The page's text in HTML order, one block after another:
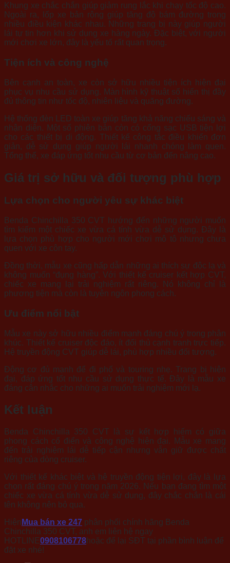
Khung xe chắc chắn giúp giảm rung lắc khi chạy tốc độ cao.
Ngoài ra, lốp xe bản rộng giúp tăng độ bám đường trong
nhiều điều kiện khác nhau. Những trang bị này giúp người
lái tự tin hơn khi sử dụng xe hàng ngày. Đặc biệt, với người
mới chơi xe lớn, đây là yếu tố rất quan trọng.
Tiện ích và công nghệ
Bên cạnh an toàn, xe còn sở hữu nhiều tiện ích hiện đại
phục vụ nhu cầu sử dụng. Màn hình kỹ thuật số hiển thị đầy
đủ thông tin như tốc độ, nhiên liệu và quãng đường.
Hệ thống đèn LED toàn xe giúp tăng khả năng chiếu sáng và
nhận diện. Một số phiên bản còn có cổng sạc USB tiện lợi
cho các thiết bị di động. Thiết kế công tắc điều khiển đơn
giản, dễ sử dụng giúp người lái nhanh chóng làm quen.
Tổng thể, xe đáp ứng tốt nhu cầu từ cơ bản đến nâng cao.
Giá trị sở hữu và đối tượng phù hợp
Lựa chọn cho người yêu sự khác biệt
Benda Chinchilla 350 CVT hướng đến những người muốn
tìm kiếm một chiếc xe vừa cá tính vừa dễ sử dụng. Đây là
lựa chọn phù hợp cho người mới chơi mô tô nhưng chưa
quen với xe côn tay.
Đồng thời, mẫu xe cũng hấp dẫn những ai thích sự độc lạ và
không muốn “đụng hàng”. Với thiết kế cruiser kết hợp CVT,
chiếc xe mang lại trải nghiệm rất riêng. Nó không chỉ là
phương tiện mà còn là tuyên ngôn phong cách.
Ưu điểm nổi bật
Mẫu xe này sở hữu nhiều điểm mạnh đáng chú ý trong phân
khúc. Thiết kế cruiser độc đáo, ít đối thủ cạnh tranh trực tiếp.
Hệ truyền động CVT giúp dễ lái, phù hợp nhiều đối tượng.
Động cơ đủ mạnh để đi phố và touring nhẹ. Trang bị hiện
đại, đáp ứng tốt nhu cầu sử dụng thực tế. Đây là mẫu xe
đáng cân nhắc cho những ai muốn trải nghiệm mới lạ.
Kết luận
Benda Chinchilla 350 CVT là sự kết hợp hiếm có giữa
phong cách cổ điển và công nghệ hiện đại. Mẫu xe mang
đến trải nghiệm lái dễ tiếp cận nhưng vẫn giữ được chất
riêng của dòng cruiser.
Với thiết kế khác biệt và hệ truyền động tiện lợi, đây là lựa
chọn rất đáng chú ý trong năm 2026. Nếu bạn đang tìm một
chiếc xe vừa cá tính vừa dễ sử dụng, đây chắc chắn là cái
tên không nên bỏ qua.
Hiện Mua bán xe 247 phân phối chính hãng Benda
Chinchilla 350 CVT, anh em liên hệ ngay
HOTLINE0908106778 hoặc để lại SĐT tại phần bình luận để
đặt xe nhé!